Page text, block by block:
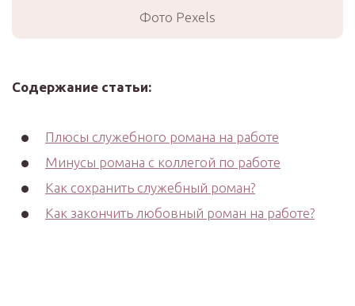
Фото Pexels
Содержание статьи:
Плюсы служебного романа на работе
Минусы романа с коллегой по работе
Как сохранить служебный роман?
Как закончить любовный роман на работе?